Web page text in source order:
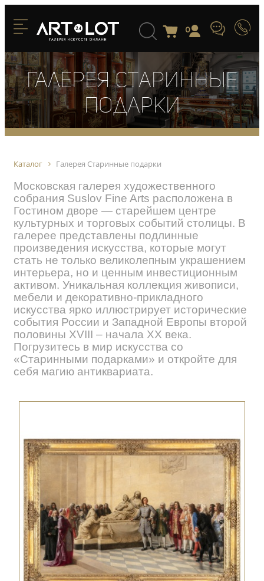
0
Галерея Старинные
подарки
Каталог Галерея Старинные подарки
Московская галерея художественного
собрания Suslov Fine Arts расположена в
Гостином дворе — старейшем центре
культурных и торговых событий столицы. В
галерее представлены подлинные
произведения искусства, которые могут
стать не только великолепным украшением
интерьера, но и ценным инвестиционным
активом. Уникальная коллекция живописи,
мебели и декоративно-прикладного
искусства ярко иллюстрирует исторические
события России и Западной Европы второй
половины XVIII – начала XX века.
Погрузитесь в мир искусства со
«Старинными подарками» и откройте для
себя магию антиквариата.